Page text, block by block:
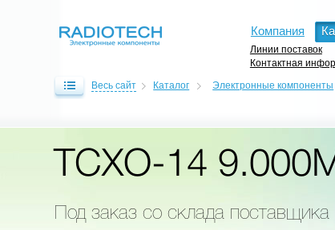
Компания
Линии поставок
Контактная
Весь сайт Каталог Электронные компоненты
TCXO-14
Под заказ со склада поставщика